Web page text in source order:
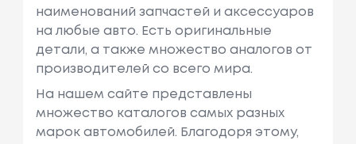
наименований запчастей и аксессуаров
на любые авто. Есть оригинальные
детали, а также множество аналогов от
производителей со всего мира.
На нашем сайте представлены
множество каталогов самых разных
марок автомобилей. Благодоря этому,